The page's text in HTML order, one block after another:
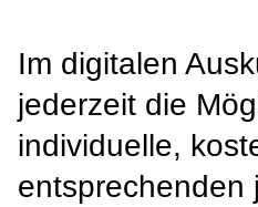
Im digitalen
jederzeit die
individuelle,
entsprechenden